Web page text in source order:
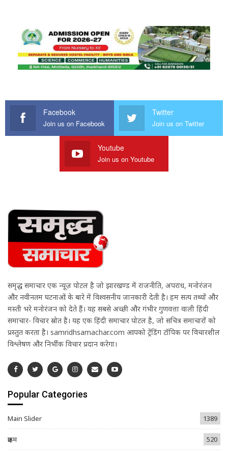
Facebook
Join us on Facebook
Twitter
Join us on Twitter
Youtube
Join us on Youtube
समृद्ध समाचार एक न्यूज़ पोर्टल है जो झारखण्ड में राजनीति, अपराध, मनोरंजन
और नवीनतम घटनाओं के बारे में विश्वसनीय जानकारी देती है। हम सत्य तथ्यों और
मस्ती भरे मनोरंजन को देते हैं। यह सबसे अच्छी और गंभीर गुणवत्ता वाली हिंदी
समाचार- विचार स्रोत है। यह एक हिंदी समाचार पोर्टल है, जो सचित्र समाचारों को
प्रस्तुत करता है। samridhsamachar.com आपको ट्रेंडिंग टॉपिक पर विचारशील
विश्लेषण और निर्भीक विचार प्रदान करेगा।
Popular Categories
Main Slider 1389
क्राइम 520